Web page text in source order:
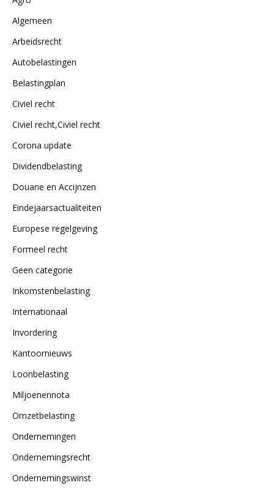
Algemeen
Arbeidsrecht
Autobelastingen
Belastingplan
Civiel recht
Civiel recht,Civiel recht
Corona update
Dividendbelasting
Douane en Accijnzen
Eindejaarsactualiteiten
Europese regelgeving
Formeel recht
Geen categorie
Inkomstenbelasting
Internationaal
Invordering
Kantoornieuws
Loonbelasting
Miljoenennota
Omzetbelasting
Ondernemingen
Ondernemingsrecht
Ondernemingswinst